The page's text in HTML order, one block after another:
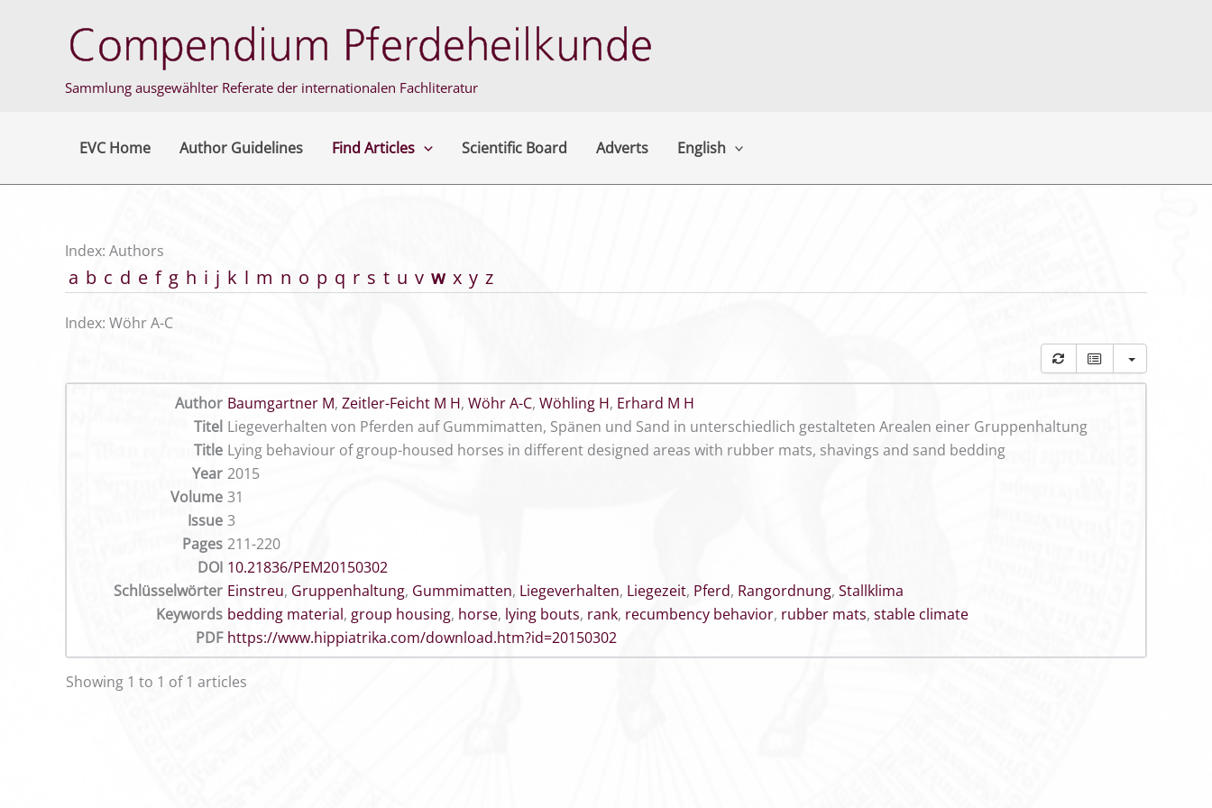
Sammlung ausgewählter Referate der internationalen Fachliteratur
EVC Home Author Guidelines Find Articles Scientific Board Adverts English
Index: Authors
a b c d e f g h i j k l m n o p q r s t u v w x y z
Index: Wöhr A-C
Author Baumgartner M, Zeitler-Feicht M H, Wöhr A-C, Wöhling H, Erhard M H
Titel Liegeverhalten von Pferden auf Gummimatten, Spänen und Sand in unterschiedlich gestalteten Arealen einer Gruppenhaltung
Title Lying behaviour of group-housed horses in different designed areas with rubber mats, shavings and sand bedding
Year 2015
Volume 31
Issue 3
Pages 211-220
DOI 10.21836/PEM20150302
Schlüsselwörter Einstreu, Gruppenhaltung, Gummimatten, Liegeverhalten, Liegezeit, Pferd, Rangordnung, Stallklima
Keywords bedding material, group housing, horse, lying bouts, rank, recumbency behavior, rubber mats, stable climate
PDF https://www.hippiatrika.com/download.htm?id=20150302
Showing 1 to 1 of 1 articles